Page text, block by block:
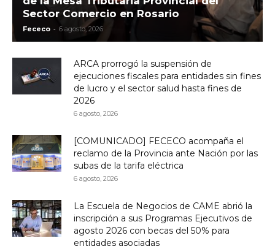
Sector Comercio en Rosario
Fececo - 6 agosto, 2026
ARCA prorrogó la suspensión de
ejecuciones fiscales para entidades sin fines
de lucro y el sector salud hasta fines de
2026
6 agosto, 2026
[COMUNICADO] FECECO acompaña el
reclamo de la Provincia ante Nación por las
subas de la tarifa eléctrica
6 agosto, 2026
La Escuela de Negocios de CAME abrió la
inscripción a sus Programas Ejecutivos de
agosto 2026 con becas del 50% para
entidades asociadas